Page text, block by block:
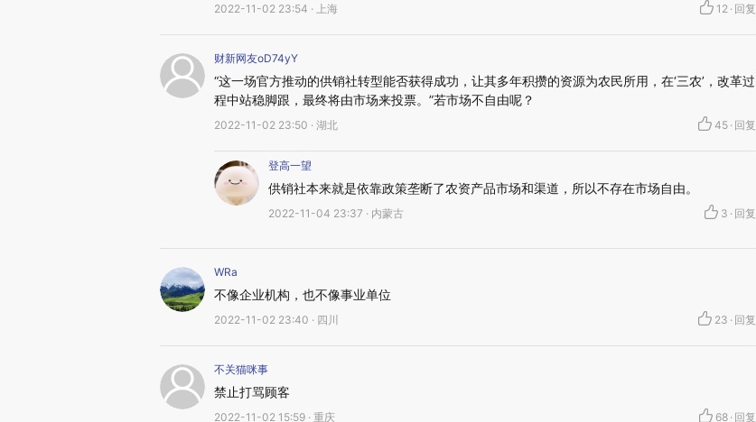
2022-11-02 23:54 · 上海 12 · 回复
财新网友oD74yY
“这一场官方推动的供销社转型能否获得成功，让其多年积攒的资源为农民所用，在‘三农’，改革过
程中站稳脚跟，最终将由市场来投票。”若市场不自由呢？
2022-11-02 23:50 · 湖北 45 · 回复
登高一望
供销社本来就是依靠政策垄断了农资产品市场和渠道，所以不存在市场自由。
2022-11-04 23:37 · 内蒙古 3 · 回复
WRa
不像企业机构，也不像事业单位
2022-11-02 23:40 · 四川 23 · 回复
不关猫咪事
禁止打骂顾客
2022-11-02 15:59 · 重庆 68 · 回复